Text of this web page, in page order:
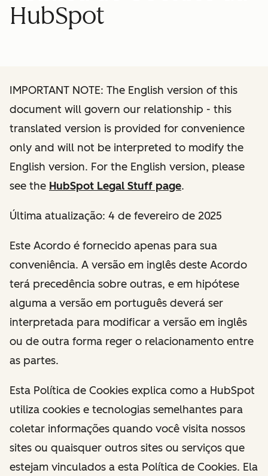
HubSpot
IMPORTANT NOTE: The English version of this
document will govern our relationship - this
translated version is provided for convenience
only and will not be interpreted to modify the
English version. For the English version, please
see the HubSpot Legal Stuff page.
Última atualização: 4 de fevereiro de 2025
Este Acordo é fornecido apenas para sua
conveniência. A versão em inglês deste Acordo
terá precedência sobre outras, e em hipótese
alguma a versão em português deverá ser
interpretada para modificar a versão em inglês
ou de outra forma reger o relacionamento entre
as partes.
Esta Política de Cookies explica como a HubSpot
utiliza cookies e tecnologias semelhantes para
coletar informações quando você visita nossos
sites ou quaisquer outros sites ou serviços que
estejam vinculados a esta Política de Cookies. Ela